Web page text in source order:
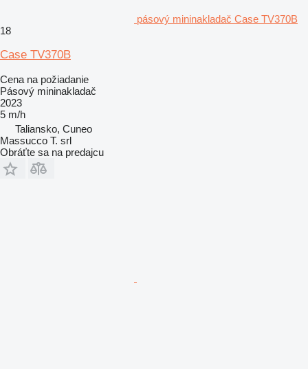
pásový mininakladač Case TV370B
18
Case TV370B
Cena na požiadanie
Pásový mininakladač
2023
5 m/h
Taliansko, Cuneo
Massucco T. srl
Obráťte sa na predajcu